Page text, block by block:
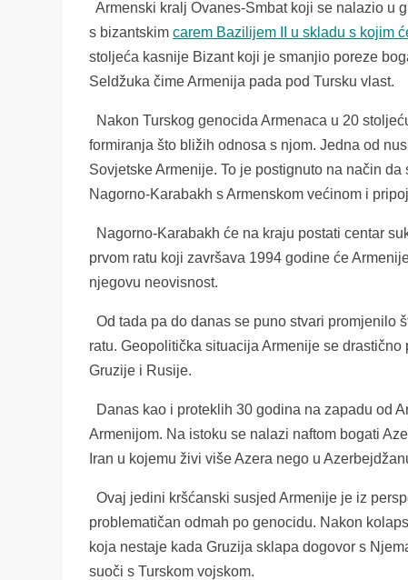
Armenski kralj Ovanes-Smbat koji se nalazio u
s bizantskimcarem Bazilijem II u skladu s kojim
stoljeća kasnije Bizant koji je smanjio poreze
Seldžuka čime Armenija pada pod Tursku vlast.
Nakon Turskog genocida Armenaca u 20
formiranja što bližih odnosa s njom. Jedna od
Sovjetske Armenije. To je postignuto na način
Nagorno-Karabakh s Armenskom većinom i
Nagorno-Karabakh će na kraju postati centar
prvom ratu koji završava 1994 godine će
njegovu neovisnost.
Od tada pa do danas se puno stvari promjenilo
ratu. Geopolitička situacija Armenije se
Gruzije i Rusije.
Danas kao i proteklih 30 godina na zapadu od
Armenijom. Na istoku se nalazi naftom bogati
Iran u kojemu živi više Azera nego u
Ovaj jedini kršćanski susjed Armenije je iz
problematičan odmah po genocidu. Nakon
koja nestaje kada Gruzija sklapa dogovor s
suoči s Turskom vojskom.